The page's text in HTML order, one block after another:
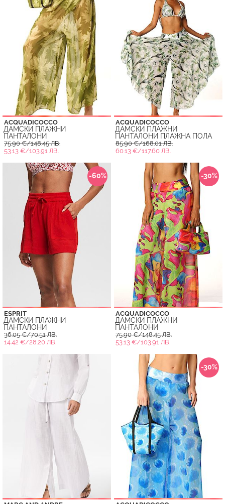
ACQUADICOCCO
ДАМСКИ ПЛАЖНИ
ПАНТАЛОНИ
75.90 €/148.45 ЛВ.
53.13 €/103.91 ЛВ.
ACQUADICOCCO
ДАМСКИ ПЛАЖНИ
ПАНТАЛОНИ ПЛАЖНА ПОЛА
85.90 €/168.01 ЛВ.
60.13 €/117.60 ЛВ.
-60%
ESPRIT
ДАМСКИ ПЛАЖНИ
ПАНТАЛОНИ
36.05 €/70.51 ЛВ.
14.42 €/28.20 ЛВ.
-30%
ACQUADICOCCO
ДАМСКИ ПЛАЖНИ
ПАНТАЛОНИ
75.90 €/148.45 ЛВ.
53.13 €/103.91 ЛВ.
-30%